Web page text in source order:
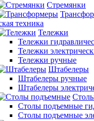
Стремянки
техника
Тележки
Тележки
Тележки
Тележки ручные
Штабелеры
Штабелеры ручные
Штабелеры
Столы подъемные
Столы подъемные